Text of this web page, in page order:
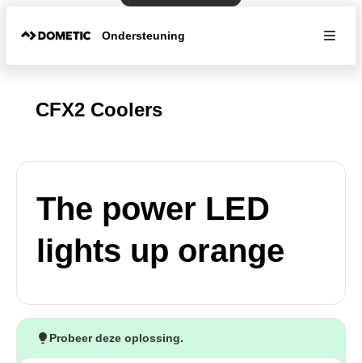
Ondersteuning
CFX2 Coolers
The power LED
lights up orange
Probeer deze oplossing.